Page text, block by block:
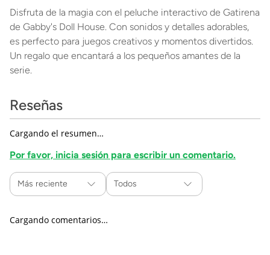
Disfruta de la magia con el peluche interactivo de Gatirena
de Gabby's Doll House. Con sonidos y detalles adorables,
es perfecto para juegos creativos y momentos divertidos.
Un regalo que encantará a los pequeños amantes de la
serie.
Reseñas
Cargando el resumen…
Por favor, inicia sesión para escribir un comentario.
Más reciente Todos
Cargando comentarios…